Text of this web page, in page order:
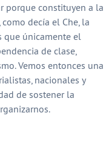
porque constituyen a la
decía el Che, la
que únicamente el
de clase,
Vemos entonces una
nacionales y
de sostener la